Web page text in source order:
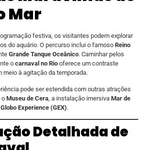
Mar
festiva, os visitantes podem explorar
do aquário. O percurso inclui o famoso Reino
Grande Tanque Oceânico. Caminhar pelos
o carnaval no Rio oferece um contraste
meio à agitação da temporada.
pode ser estendida com outras atrações
o Museu de Cera , a instalação imersiva Mar de
Globo Experience (GEX).
Detalhada de